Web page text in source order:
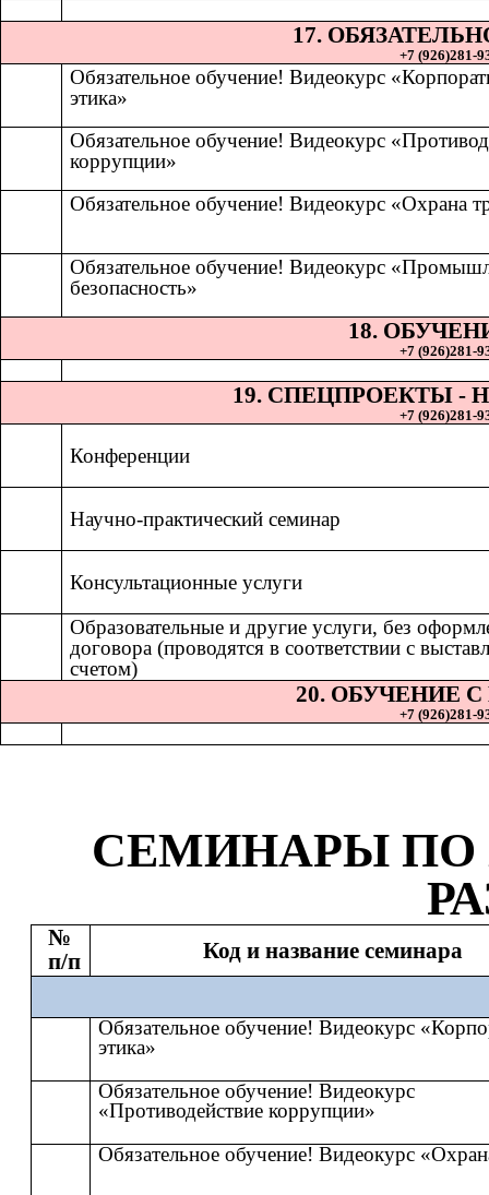
17.
+7 (926)281-
Обязательное обучение! Видеокурс
этика»
Обязательное обучение! Видеокурс
коррупции»
Обязательное обучение! Видеокурс «Охрана
Обязательное обучение! Видеокурс
безопасность»
18.
+7 (926)281-
19. СПЕЦПРОЕКТЫ
+7 (926)281-
Конференции
Научно-практический семинар
Консультационные услуги
Образовательные и другие услуги, без
договора (проводятся в соответствии с
счетом)
20. ОБУЧЕНИЕ
+7 (926)281-
СЕМИНАРЫ ​​ ПО​​
№
п/п
Код и название семинара
Обязательное обучение! Видеокурс
этика»
Обязательное обучение! Видеокурс
«Противодействие коррупции»
Обязательное обучение! Видеокурс